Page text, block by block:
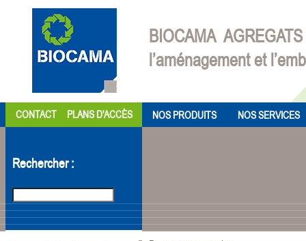
Cookies management panel
BIOCAMA
l’aménagement et
CONTACT PLANS D'ACCÈS NOS PRODUITS NOS SERVICES
Rechercher :